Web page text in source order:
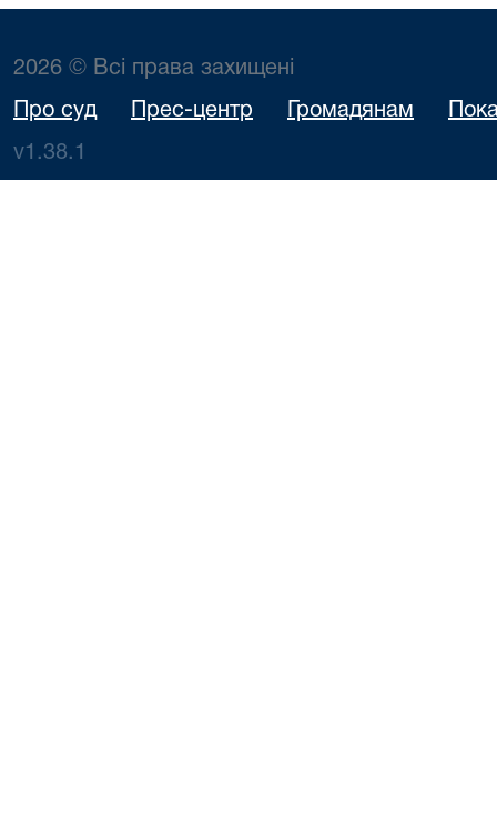
2026 © Всі права захищені
Про суд Прес-центр Громадянам
v1.38.1